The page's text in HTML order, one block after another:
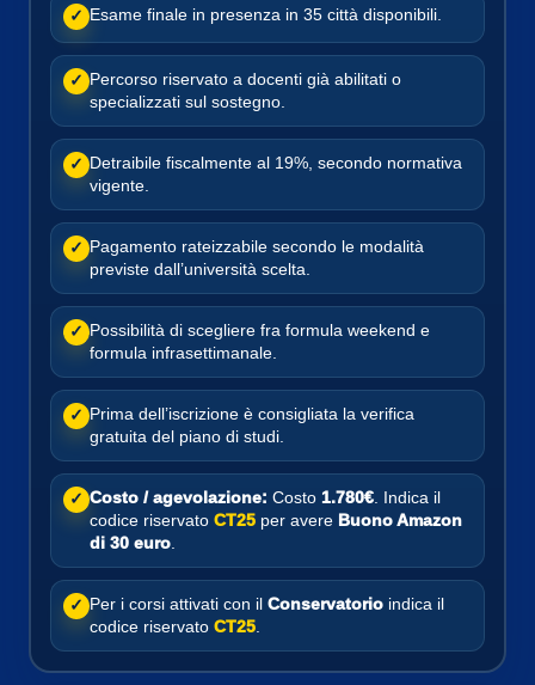
✓ Esame finale in presenza in 35 città disponibili.
✓ Percorso riservato a docenti già abilitati o
specializzati sul sostegno.
✓ Detraibile fiscalmente al 19%, secondo normativa
vigente.
✓ Pagamento rateizzabile secondo le modalità
previste dall’università scelta.
✓ Possibilità di scegliere fra formula weekend e
formula infrasettimanale.
✓ Prima dell’iscrizione è consigliata la verifica
gratuita del piano di studi.
✓ Costo / agevolazione: Costo 1.780€ . Indica il
codice riservato CT25 per avere Buono Amazon
di 30 euro
✓ Per i corsi attivati con il Conservatorio indica il
codice riservato CT25